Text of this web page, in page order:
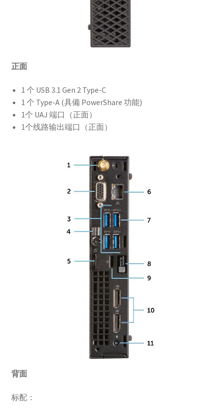
正面
1 个 USB 3.1 Gen 2 Type-C
1 个 Type-A (具備 PowerShare 功能)
1个 UAJ 端口（正面）
1个线路输出端口（正面）
背面
标配：